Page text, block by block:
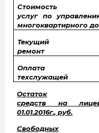
Стоимость
услуг по
многоквартирного
Текущий
ремонт
Оплата
техслужащей
Остаток
средств на
01.01.2016г., руб.
Свободных